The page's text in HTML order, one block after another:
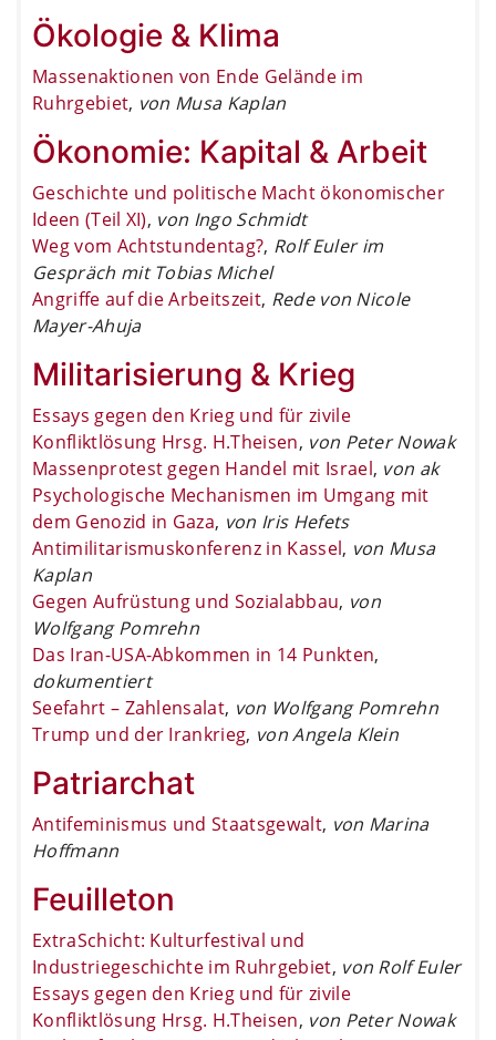
Ökologie & Klima
Massenaktionen von Ende Gelände im
Ruhrgebiet, von Musa Kaplan
Ökonomie: Kapital & Arbeit
Geschichte und politische Macht ökonomischer
Ideen (Teil XI), von Ingo Schmidt
Weg vom Achtstundentag?, Rolf Euler im
Gespräch mit Tobias Michel
Angriffe auf die Arbeitszeit, Rede von Nicole
Mayer-Ahuja
Militarisierung & Krieg
Essays gegen den Krieg und für zivile
Konfliktlösung Hrsg. H.Theisen, von Peter Nowak
Massenprotest gegen Handel mit Israel, von ak
Psychologische Mechanismen im Umgang mit
dem Genozid in Gaza, von Iris Hefets
Antimilitarismuskonferenz in Kassel, von Musa
Kaplan
Gegen Aufrüstung und Sozialabbau, von
Wolfgang Pomrehn
Das Iran-USA-Abkommen in 14 Punkten,
dokumentiert
Seefahrt – Zahlensalat, von Wolfgang Pomrehn
Trump und der Irankrieg, von Angela Klein
Patriarchat
Antifeminismus und Staatsgewalt, von Marina
Hoffmann
Feuilleton
ExtraSchicht: Kulturfestival und
Industriegeschichte im Ruhrgebiet, von Rolf Euler
Essays gegen den Krieg und für zivile
Konfliktlösung Hrsg. H.Theisen, von Peter Nowak